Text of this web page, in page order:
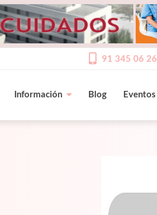
91 345 06 26
Información Blog Eventos